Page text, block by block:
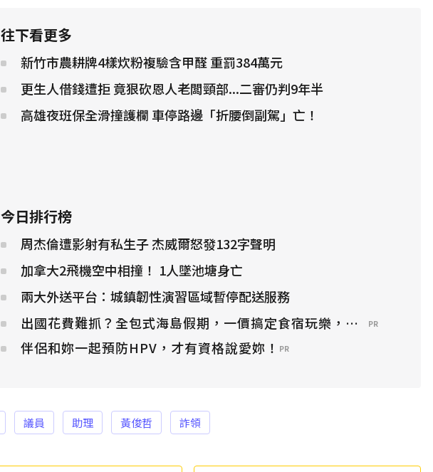
往下看更多
新竹市農耕牌4樣炊粉複驗含甲醛 重罰384萬元
更生人借錢遭拒 竟狠砍恩人老闆頸部...二審仍判9年半
高雄夜班保全滑撞護欄 車停路邊「折腰倒副駕」亡！
今日排行榜
周杰倫遭影射有私生子 杰威爾怒發132字聲明
加拿大2飛機空中相撞！ 1人墜池塘身亡
兩大外送平台：城鎮韌性演習區域暫停配送服務
出國花費難抓？全包式海島假期，一價搞定食宿玩樂，省錢更省心！
PR
伴侶和妳一起預防HPV，才有資格說愛妳！ PR
議員 助理 黃俊哲 詐領